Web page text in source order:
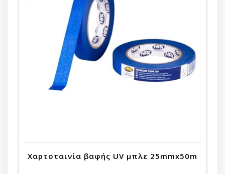
Χαρτοταινία βαφής UV μπλε 25mmx50m